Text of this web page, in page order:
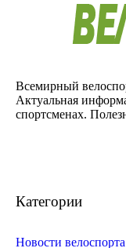
Всемирный
Актуальная
спортсменах.
Категории
Новости велоспорта